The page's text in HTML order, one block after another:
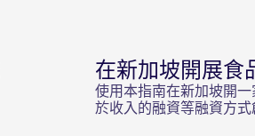
在新加坡開展食
使用本指南在新加坡開
於收入的融資等融資方